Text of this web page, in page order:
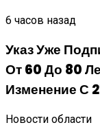
6 часов назад
Указ Уже
От 60 До 80
Изменение С
Новости области